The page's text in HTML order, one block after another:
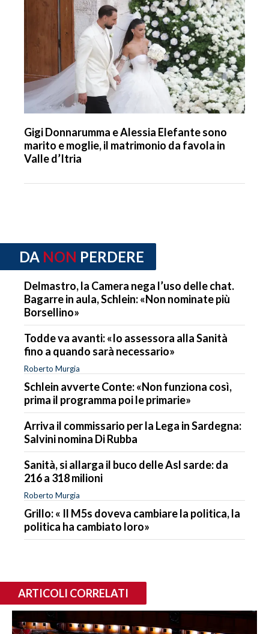
Gigi Donnarumma e Alessia Elefante sono
marito e moglie, il matrimonio da favola in
Valle d’Itria
DA NON PERDERE
Delmastro, la Camera nega l’uso delle chat.
Bagarre in aula, Schlein: «Non nominate più
Borsellino»
Todde va avanti: «Io assessora alla Sanità
fino a quando sarà necessario»
Roberto Murgia
Schlein avverte Conte: «Non funziona così,
prima il programma poi le primarie»
Arriva il commissario per la Lega in Sardegna:
Salvini nomina Di Rubba
Sanità, si allarga il buco delle Asl sarde: da
216 a 318 milioni
Roberto Murgia
Grillo: « Il M5s doveva cambiare la politica, la
politica ha cambiato loro»
ARTICOLI CORRELATI